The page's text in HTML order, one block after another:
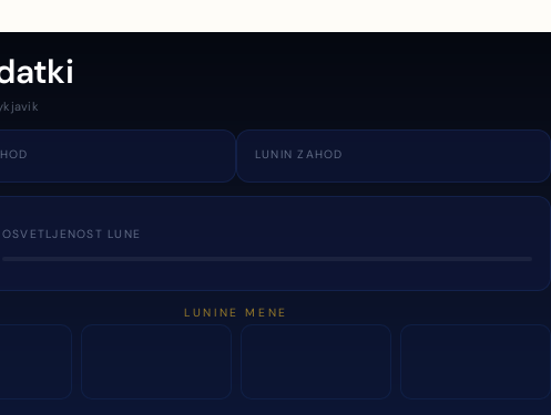
LUNIN ZAHOD
OSVETLJENOST LUNE
LUNINE MENE